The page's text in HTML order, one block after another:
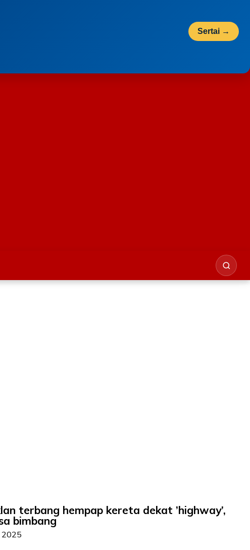
Sertai →
terbang hempap kereta dekat ’highway’,
bimbang
2025